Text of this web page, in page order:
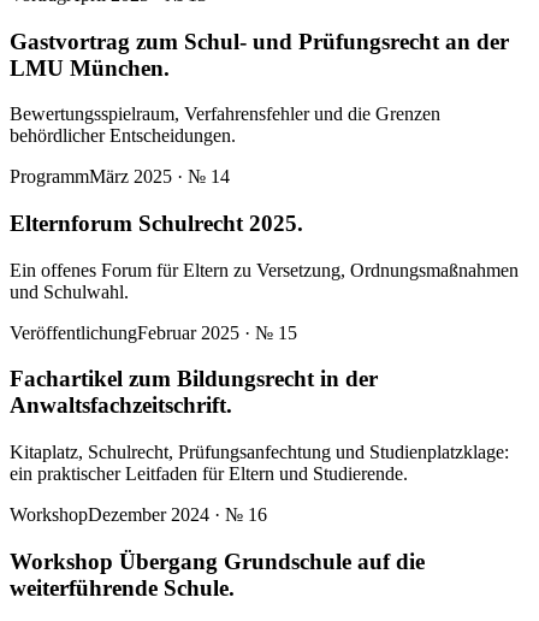
Gastvortrag zum Schul- und Prüfungsrecht an der
LMU München.
Bewertungsspielraum, Verfahrensfehler und die Grenzen
behördlicher Entscheidungen.
ProgrammMärz 2025 · № 14
Elternforum Schulrecht 2025.
Ein offenes Forum für Eltern zu Versetzung, Ordnungsmaßnahmen
und Schulwahl.
VeröffentlichungFebruar 2025 · № 15
Fachartikel zum Bildungsrecht in der
Anwaltsfachzeitschrift.
Kitaplatz, Schulrecht, Prüfungsanfechtung und Studienplatzklage:
ein praktischer Leitfaden für Eltern und Studierende.
WorkshopDezember 2024 · № 16
Workshop Übergang Grundschule auf die
weiterführende Schule.